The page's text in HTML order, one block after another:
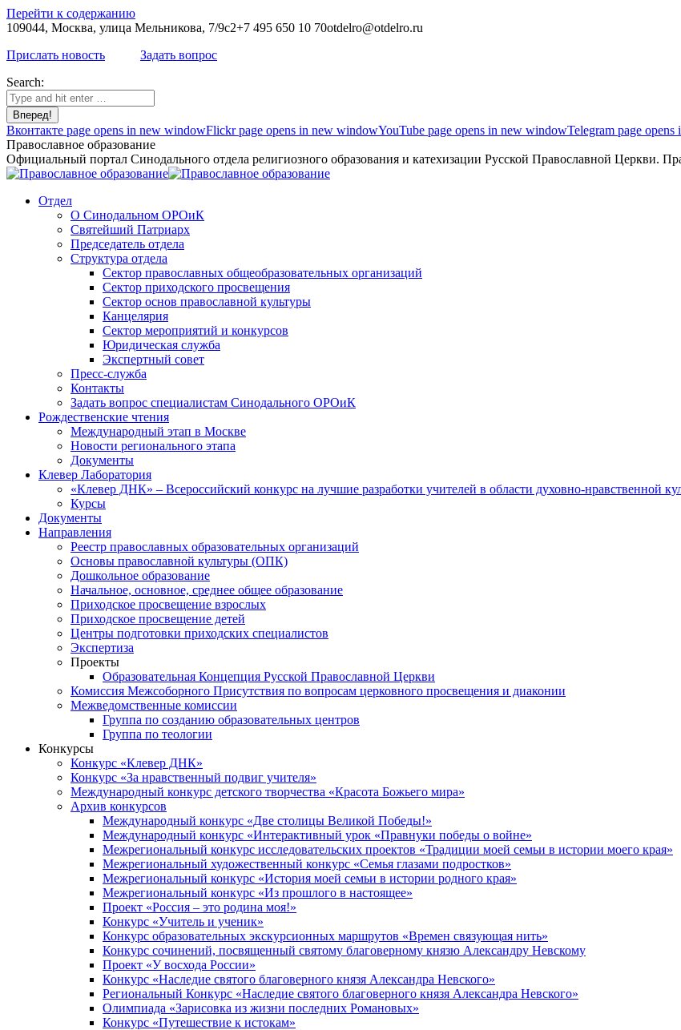
Перейти к содержанию
109044, Москва, улица Мельникова, 7/9с2+7 495 650 10 70otdelro@otdelro.ru
Прислать новость
Задать вопрос
Search:
Вконтакте page opens in new windowFlickr page opens in new windowYouTube page opens in new windowTelegram page
Православное образование
Официальный портал Синодального отдела религиозного образования и катехизации Русской Православной Церкви.
Отдел
О Синодальном ОРОиК
Святейший Патриарх
Председатель отдела
Структура отдела
Сектор православных общеобразовательных организаций
Сектор приходского просвещения
Сектор основ православной культуры
Канцелярия
Сектор мероприятий и конкурсов
Юридическая служба
Экспертный совет
Пресс-служба
Контакты
Задать вопрос специалистам Синодального ОРОиК
Рождественские чтения
Международный этап в Москве
Новости регионального этапа
Документы
Клевер Лаборатория
«Клевер ДНК» – Всероссийский конкурс на лучшие разработки учителей в области духовно-нравственной
Курсы
Документы
Направления
Реестр православных образовательных организаций
Основы православной культуры (ОПК)
Дошкольное образование
Начальное, основное, среднее общее образование
Приходское просвещение взрослых
Приходское просвещение детей
Центры подготовки приходских специалистов
Экспертиза
Проекты
Образовательная Концепция Русской Православной Церкви
Комиссия Межсоборного Присутствия по вопросам церковного просвещения и диаконии
Межведомственные комиссии
Группа по созданию образовательных центров
Группа по теологии
Конкурсы
Конкурс «Клевер ДНК»
Конкурс «За нравственный подвиг учителя»
Международный конкурс детского творчества «Красота Божьего мира»
Архив конкурсов
Международный конкурс «Две столицы Великой Победы!»
Международный конкурс «Интерактивный урок «Правнуки победы о войне»
Межрегиональный конкурс исследовательских проектов «Традиции моей семьи в истории моего края»
Межрегиональный художественный конкурс «Семья глазами подростков»
Межрегиональный конкурс «История моей семьи в истории родного края»
Межрегиональный конкурс «Из прошлого в настоящее»
Проект «Россия – это родина моя!»
Конкурс «Учитель и ученик»
Конкурс образовательных экскурсионных маршрутов «Времен связующая нить»
Конкурс сочинений, посвященный святому благоверному князю Александру Невскому
Проект «У восхода России»
Конкурс «Наследие святого благоверного князя Александра Невского»
Региональный Конкурс «Наследие святого благоверного князя Александра Невского»
Олимпиада «Зарисовка из жизни последних Романовых»
Конкурс «Путешествие к истокам»